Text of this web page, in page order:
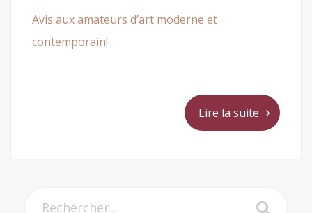
Avis aux amateurs d’art moderne et
contemporain!
Lire la suite